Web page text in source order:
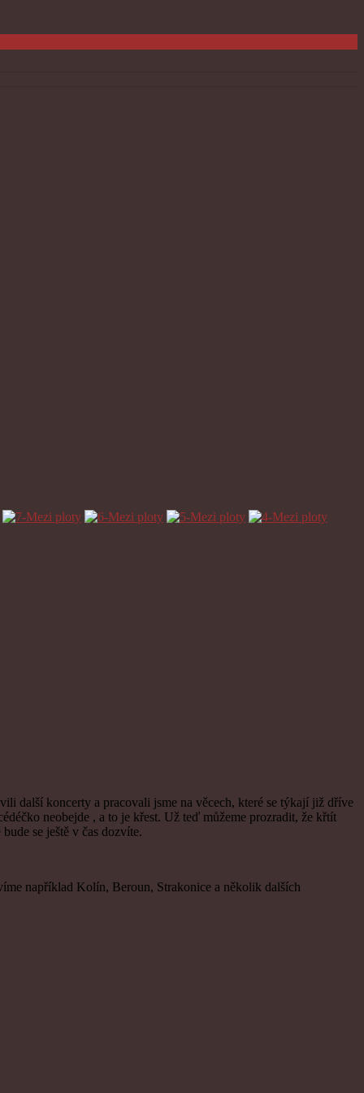
další koncerty a pracovali jsme na věcech, které se týkají již dříve
neobejde , a to je křest. Už teď můžeme prozradit, že křtít
se ještě v čas dozvíte.
například Kolín, Beroun, Strakonice a několik dalších